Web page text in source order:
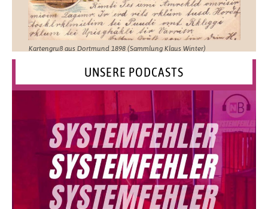
Kartengruß aus Dortmund 1898 (Sammlung Klaus Winter)
UNSERE PODCASTS